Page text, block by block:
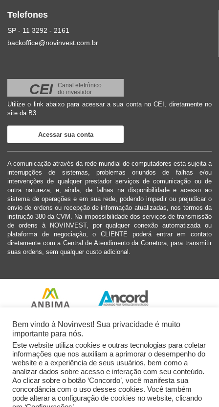
Telefones
SP - 11 3292 - 2161
backoffice@novinvest.com.br
CEI
Canal eletrônico
do investidor
Utilize o link abaixo para acessar a sua conta no CEI, diretamente no
site da B3:
Acessar sua conta
A comunicação através da rede mundial de computadores esta sujeita a
interrupções de sistemas, problemas oriundos de falhas e/ou
intervenções de qualquer prestador serviços de comunicação ou de
outra natureza, e, ainda, de falhas na disponibilidade e acesso ao
sistema de operações e em sua rede, podendo impedir ou prejudicar o
envio de ordens ou recepção de informação atualizadas, nos termos da
instrução 380 da CVM. Na impossibilidade dos serviços de transmissão
de ordens à NOVINVEST, por qualquer conexão automatizada ou
plataforma de negociação, o CLIENTE poderá entrar em contato
diretamente com a Central de Atendimento da Corretora, para transmitir
suas ordens, sem qualquer custo adicional.
Bem vindo à Novinvest! Sua privacidade é muito
importante para nós.
Este website utiliza cookies e outras tecnologias para coletar
informações que nos auxiliam a aprimorar o desempenho do
website e a experiência de seus usuários, bem como a
analizar dados sobre acesso e interação com seu conteúdo.
Ao clicar sobre o botão ‘Concordo’, você manifesta sua
concordância com o uso desses cookies. Você também
pode alterar a configuração de cookies no website, clicando